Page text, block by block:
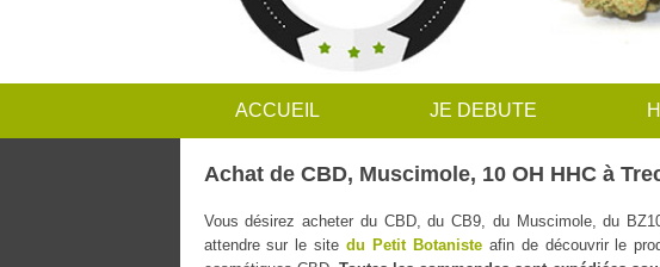
ACCUEIL JE DEBUTE
Achat de CBD, Muscimole, 10 OH HHC à
Vous désirez acheter du CBD, du CB9, du Muscimole, du
attendre sur le sitedu Petit Botanisteafin de découvrir le